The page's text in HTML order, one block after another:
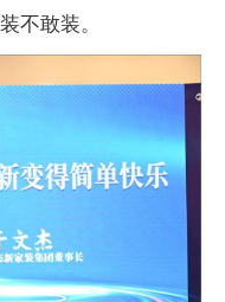
不敢装。